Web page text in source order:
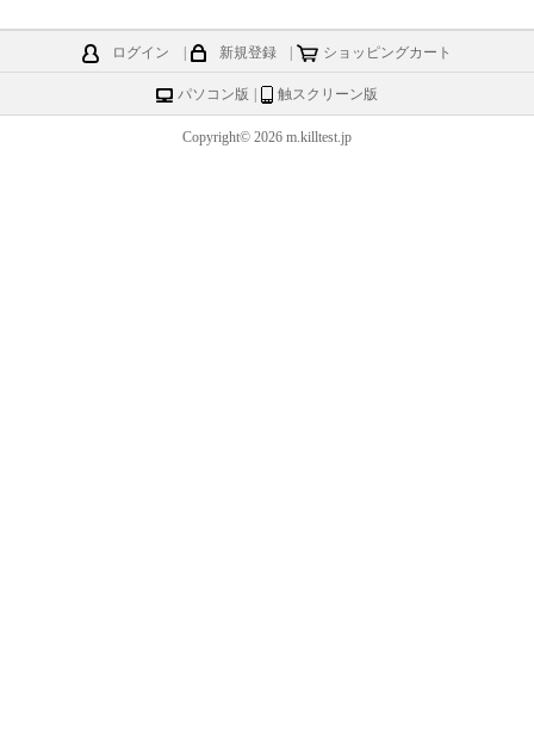
ログイン 新規登録 ショッピングカート
パソコン版 触スクリーン版
Copyright© 2026 m.killtest.jp